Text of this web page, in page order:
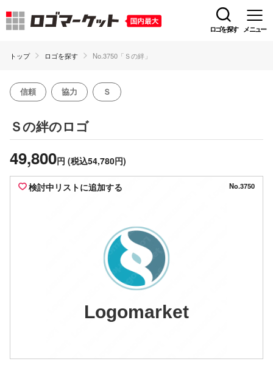
ロゴを探す メニュー
トップ ロゴを探す No.3750「Ｓの絆」
信頼 協力 Ｓ
Ｓの絆のロゴ
49,800円 (税込54,780円)
検討中リストに追加する No.3750
Logomarket